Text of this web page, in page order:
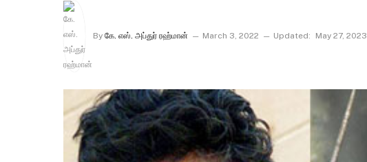
By கே. எஸ். அப்துர் ரஹ்மான் March 3, 2022 Updated: May 27, 2023